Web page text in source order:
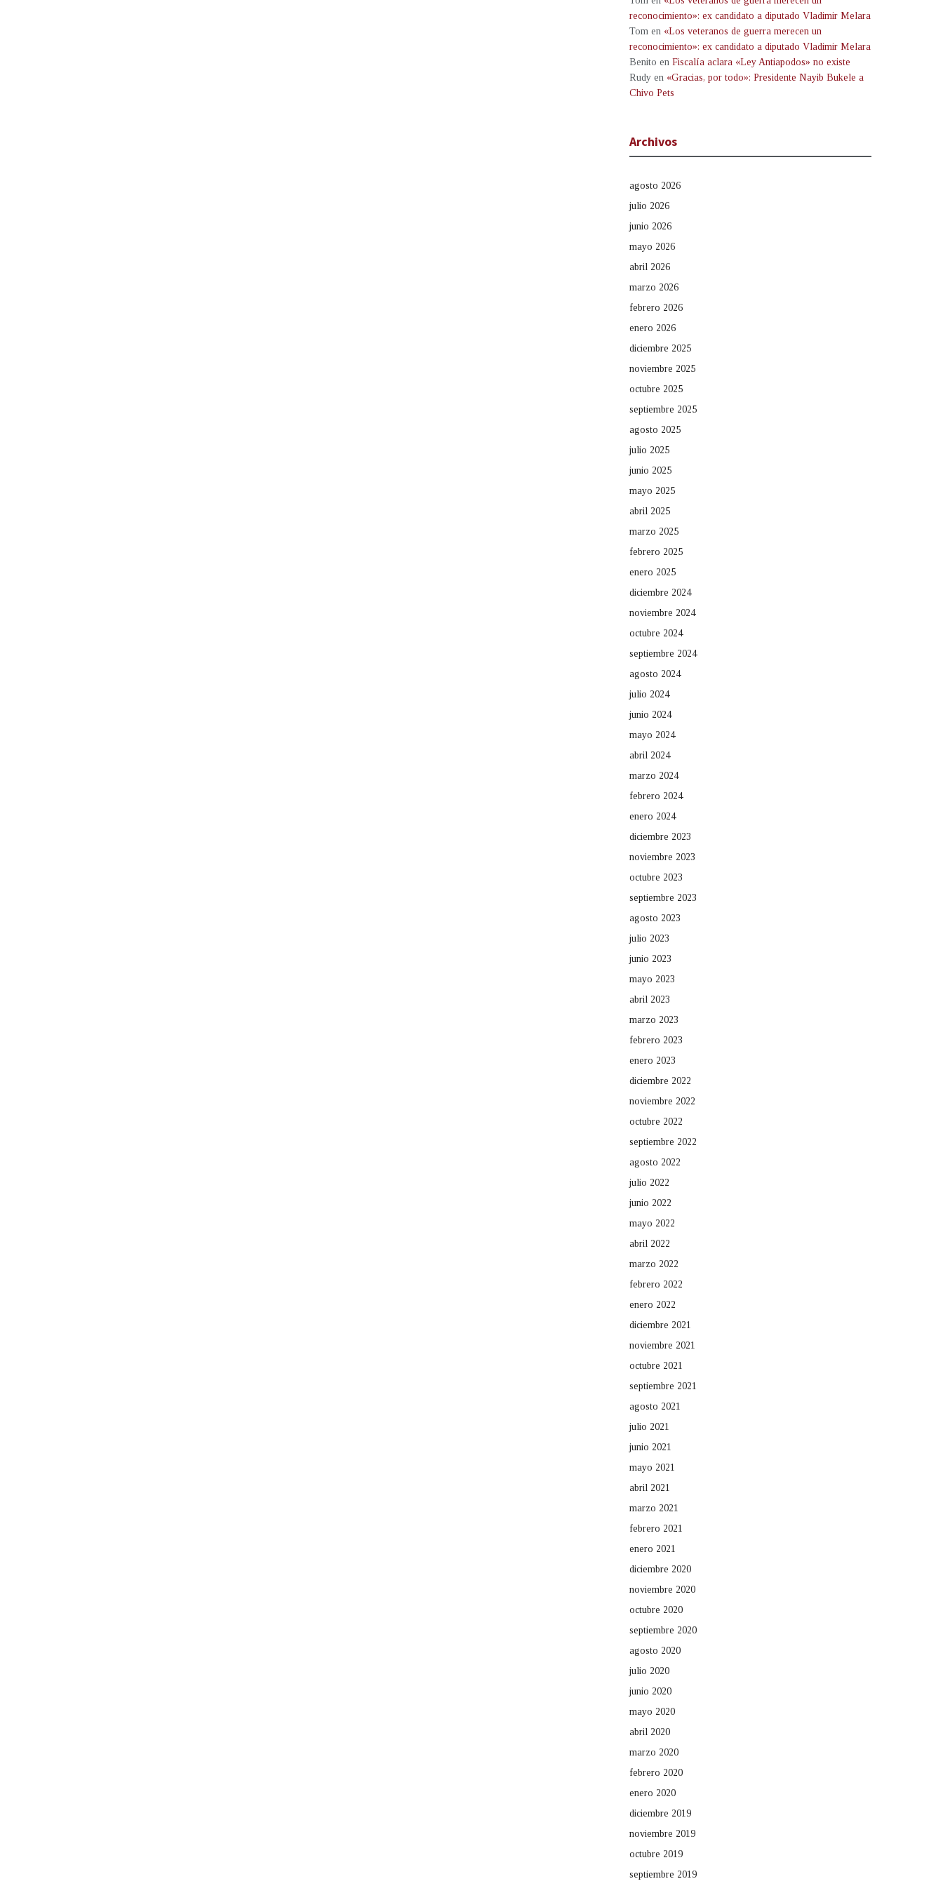
reconocimiento»: ex candidato a diputado Vladimir Melara
Tom en «Los veteranos de guerra merecen un
reconocimiento»: ex candidato a diputado Vladimir Melara
Benito en Fiscalía aclara «Ley Antiapodos» no existe
Rudy en «Gracias, por todo»: Presidente Nayib Bukele a
Chivo Pets
Archivos
agosto 2026
julio 2026
junio 2026
mayo 2026
abril 2026
marzo 2026
febrero 2026
enero 2026
diciembre 2025
noviembre 2025
octubre 2025
septiembre 2025
agosto 2025
julio 2025
junio 2025
mayo 2025
abril 2025
marzo 2025
febrero 2025
enero 2025
diciembre 2024
noviembre 2024
octubre 2024
septiembre 2024
agosto 2024
julio 2024
junio 2024
mayo 2024
abril 2024
marzo 2024
febrero 2024
enero 2024
diciembre 2023
noviembre 2023
octubre 2023
septiembre 2023
agosto 2023
julio 2023
junio 2023
mayo 2023
abril 2023
marzo 2023
febrero 2023
enero 2023
diciembre 2022
noviembre 2022
octubre 2022
septiembre 2022
agosto 2022
julio 2022
junio 2022
mayo 2022
abril 2022
marzo 2022
febrero 2022
enero 2022
diciembre 2021
noviembre 2021
octubre 2021
septiembre 2021
agosto 2021
julio 2021
junio 2021
mayo 2021
abril 2021
marzo 2021
febrero 2021
enero 2021
diciembre 2020
noviembre 2020
octubre 2020
septiembre 2020
agosto 2020
julio 2020
junio 2020
mayo 2020
abril 2020
marzo 2020
febrero 2020
enero 2020
diciembre 2019
noviembre 2019
octubre 2019
septiembre 2019